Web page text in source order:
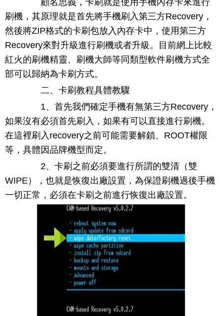
顧名思義，卡刷就是使用手機內存卡來進行
刷機，其原理就是首先將手機刷入第三方Recovery，
然後將ZIP格式的卡刷包放入內存卡中，使用第三方
Recovery來對升級進行刷機或者升級。目前網上比較
紅火的刷機精靈、刷機大師等同類型軟件刷機方式全
部可以歸納為卡刷方式。
二、卡刷教程具體教驟
1、首先我們確定手機有無第三方Recovery，
如果沒有必須首先刷入，如果有可以直接進行刷機。
在這裡刷入recovery之前可能需要解鎖、ROOT權限
等，具體因品牌機型而定。
2、卡刷之前必須要進行所謂的雙清（雙
WIPE），也就是恢復出廠設置，為保證刷機過後手機
一切正常，必須在卡刷之前進行恢復出廠設置。